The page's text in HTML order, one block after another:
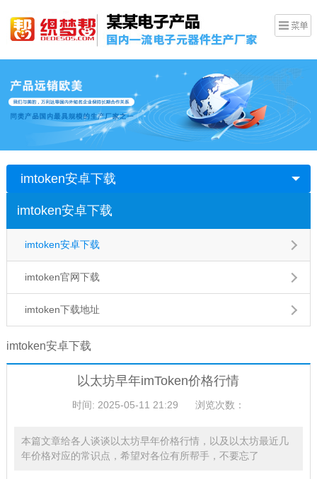
imtoken安卓下载
imtoken安卓下载
imtoken安卓下载
imtoken官网下载
imtoken下载地址
imtoken安卓下载
以太坊早年imToken价格行情
时间: 2025-05-11 21:29 浏览次数：
本篇文章给各人谈谈以太坊早年价格行情，以及以太坊最近几
年价格对应的常识点，希望对各位有所帮手，不要忘了